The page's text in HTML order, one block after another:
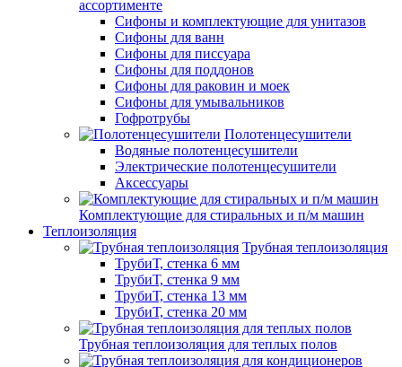
ассортименте
Сифоны и комплектующие для унитазов
Сифоны для ванн
Сифоны для писсуара
Сифоны для поддонов
Сифоны для раковин и моек
Сифоны для умывальников
Гофротрубы
Полотенцесушители
Водяные полотенцесушители
Электрические полотенцесушители
Аксессуары
Комплектующие для стиральных и п/м машин
Теплоизоляция
Трубная теплоизоляция
ТрубиТ, стенка 6 мм
ТрубиТ, стенка 9 мм
ТрубиТ, стенка 13 мм
ТрубиТ, стенка 20 мм
Трубная теплоизоляция для теплых полов